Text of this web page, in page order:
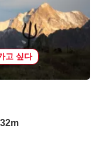
고 싶다